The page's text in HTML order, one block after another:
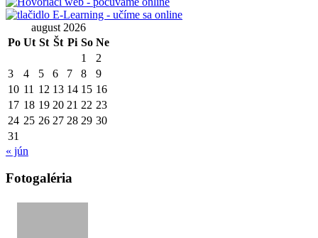
august 2026
Po Ut St Št Pi So Ne
1
2
3
4 5 6 7 8
9
10 11 12 13 14 15 16
17 18 19 20 21 22 23
24 25 26 27 28 29 30
31
« jún
Fotogaléria